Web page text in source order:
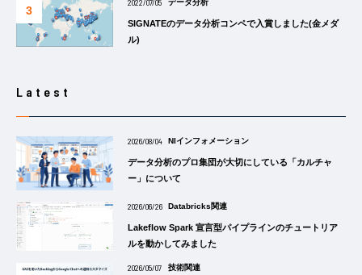
2022/07/05 データ分析
SIGNATEのデータ分析コンペで入賞しました(金メダ
ル)
Latest
2026/08/04 NIインフォメーション
データ分析のプロ集団が大切にしている「カルチャ
ー」について
2026/06/26 Databricks関連
Lakeflow Spark 宣言型パイプラインのチュートリア
ルを動かしてみました
2026/05/07 技術関連